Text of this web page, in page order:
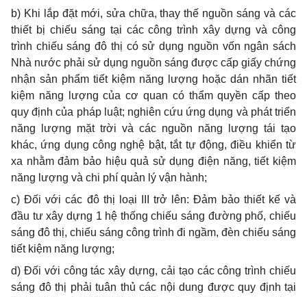
b) Khi lắp đặt mới, sửa chữa, thay thế nguồn sáng và các
thiết bị chiếu sáng tại các công trình xây dựng và công
trình chiếu sáng đô thị có sử dụng nguồn vốn ngân sách
Nhà nước phải sử dụng nguồn sáng được cấp giấy chứng
nhận sản phẩm tiết kiệm năng lượng hoặc dán nhãn tiết
kiệm năng lượng của cơ quan có thẩm quyền cấp theo
quy định của pháp luật; nghiên cứu ứng dụng và phát triển
năng lượng mặt trời và các nguồn năng lượng tái tạo
khác, ứng dụng công nghệ bật, tắt tự động, điều khiển từ
xa nhằm đảm bảo hiệu quả sử dụng điện năng, tiết kiệm
năng lượng và chi phí quản lý vận hành;
c) Đối với các đô thị loại III trở lên: Đảm bảo thiết kếvà
đầu tư xây dựng 1 hệ thống chiếu sáng đường phố, chiếu
sáng đô thị, chiếu sáng công trình đi ngầm, đèn chiếu sáng
tiết kiệm năng lượng;
d) Đối với công tác xây dựng, cải tạo các công trình chiếu
sáng đô thị phải tuân thủ các nội dung được quy định tại